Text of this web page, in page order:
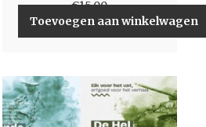
€15,00
Toevoegen aan winkelwagen